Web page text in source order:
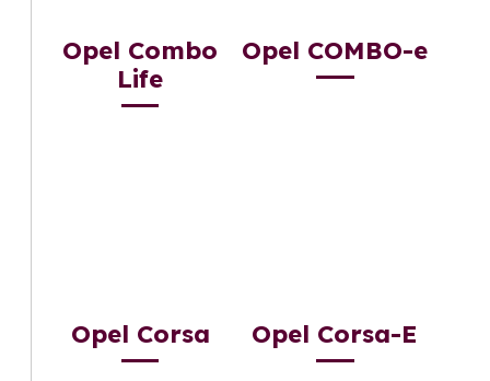
Opel Combo
Life
Opel COMBO-e
Opel Corsa Opel Corsa-E